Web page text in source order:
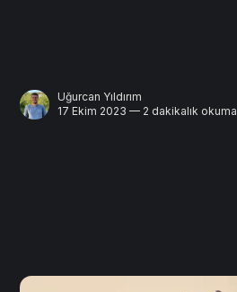
Uğurcan Yıldırım
17 Ekim 2023 — 2 dakikalık okuma